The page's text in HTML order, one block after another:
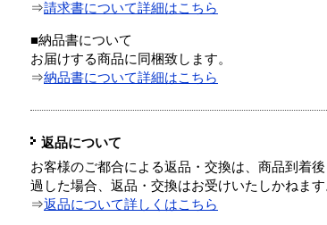
⇒請求書について詳細はこちら
■納品書について
お届けする商品に同梱致します。
⇒納品書について詳細はこちら
返品について
お客様のご都合による返品・交換は、商品到着
過した場合、返品・交換はお受けいたしかねます
⇒返品について詳しくはこちら